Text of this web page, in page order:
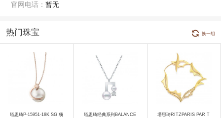
官网电话： 暂无
热门珠宝 换一组
塔思琦P-15951-18K SG 项
塔思琦经典系列BALANCE
塔思琦RITZPARIS PAR T